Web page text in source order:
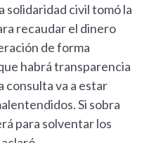
solidaridad civil tomó la
recaudar el dinero
de forma
habrá transparencia
consulta va a estar
Si sobra
para solventar los